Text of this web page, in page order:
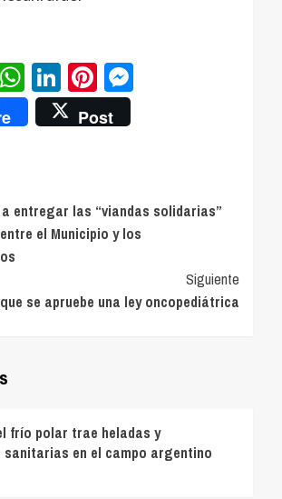
WhatsApp
LinkedIn
Pinterest
Messenger
Post
entregar las “viandas solidarias”
el Municipio y los
Siguiente
se apruebe una ley oncopediátrica
frío polar trae heladas y
en el campo argentino